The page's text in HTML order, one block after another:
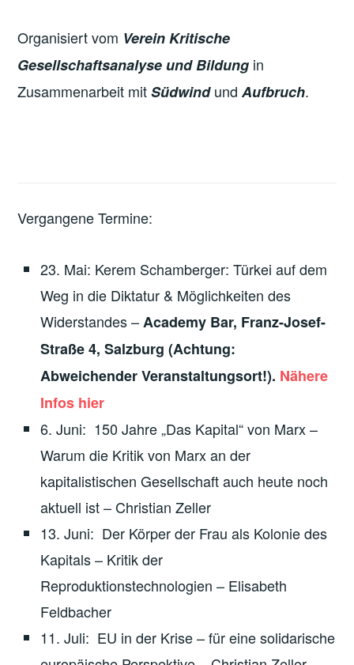
Organisiert vom Verein Kritische
Gesellschaftsanalyse und Bildung in
Zusammenarbeit mitSüdwind undAufbruch.
Vergangene Termine:
23. Mai: Kerem Schamberger: Türkei auf dem
Weg in die Diktatur & Möglichkeiten des
Widerstandes –Academy Bar, Franz-Josef-
Straße 4, Salzburg (Achtung:
Abweichender Veranstaltungsort!). Nähere
Infos hier
6. Juni: 150 Jahre „Das Kapital“ von Marx –
Warum die Kritik von Marx an der
kapitalistischen Gesellschaft auch heute noch
aktuell ist – Christian Zeller
13. Juni: Der Körper der Frau als Kolonie des
Kapitals – Kritik der
Reproduktionstechnologien – Elisabeth
Feldbacher
11. Juli: EU in der Krise – für eine solidarische